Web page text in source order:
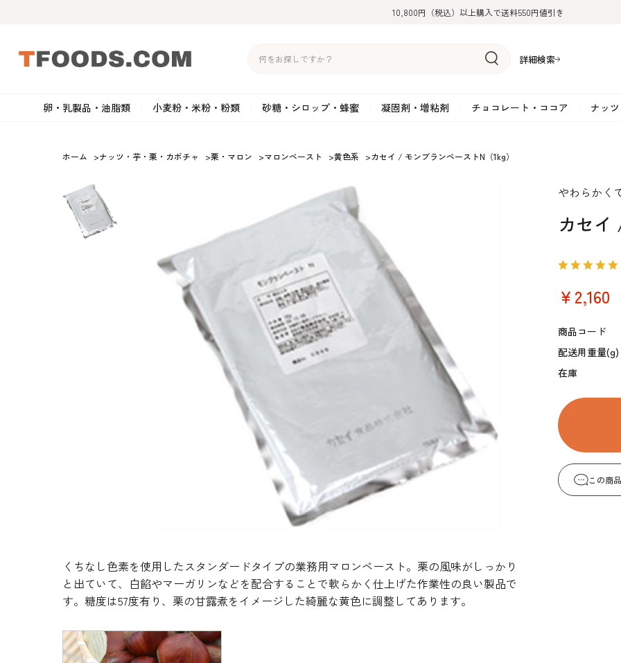
10,800円（税込）以上購入で送料550円値引き
詳細検索
卵・乳製品・油脂類
バター
クリームチーズ
その他のチーズ
生クリーム・ホイップクリーム
ショートニング
オイル・ラード
小麦粉・米粉・粉類
強力粉
全粒粉・ライ麦粉・セモリナ粉
米粉
ミックス粉
砂糖・シロップ・蜂蜜
砂糖
黒糖・ブラウンシュガー
カラメル加工品
水飴・転化糖・フォンダン
凝固剤・増粘剤
ゼラチン
増粘剤・安定剤
チョコレート・ココア
ホワイトチョコレート
ガナッシュ用チョコレー
ナッ
アーモンド
ピスタチオ
ヘーゼルナッツ
ココナッツ
その他のナ
ドライフルーツ
フルーツピール
フルーツホール・カット
ジャム・ソース・ペース
フリーズドライ
卵・乳製品・油脂類
砂糖・シロップ・蜂
凝固剤・増粘剤
ボチャ
調味料・食材・野菜
加工品
コーヒー・紅茶・ハ
ホーム >ナッツ・芋・栗・カボチャ >栗・マロン >マロンペースト >黄色系 >カセイ / モンブランペーストN（1kg）
くちなし色素を使用したスタンダードタイプの業務用マロンペースト。栗の風味がしっかり
と出ていて、白餡やマーガリンなどを配合することで軟らかく仕上げた作業性の良い製品で
す。糖度は57度有り、栗の甘露煮をイメージした綺麗な黄色に調整してあります。
やわらかく
カセイ
￥2,160
商品コード
配送用重量(g)
在庫
この商